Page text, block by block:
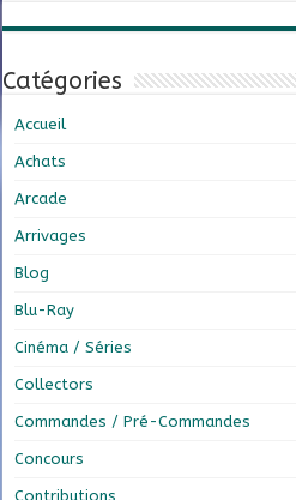
Catégories
Accueil
Achats
Arcade
Arrivages
Blog
Blu-Ray
Cinéma / Séries
Collectors
Commandes / Pré-Commandes
Concours
Contributions